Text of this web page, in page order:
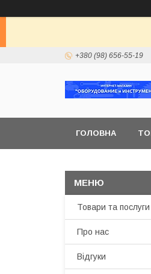
+380 (98) 656-55-19
ГОЛОВНА
Товари та послуги
Про нас
Відгуки